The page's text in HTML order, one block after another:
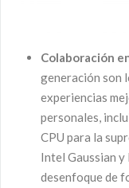
Colaboración
generación son
experiencias
personales,
CPU para la
Intel Gaussian
desenfoque de